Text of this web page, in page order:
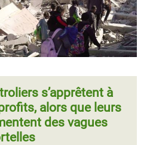
s’apprêtent à
alors que leurs
des vagues